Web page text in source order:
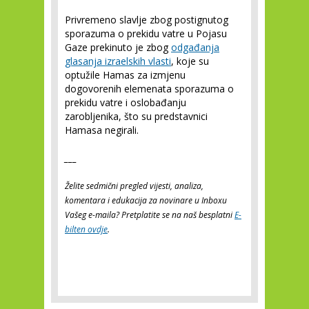
Privremeno slavlje zbog postignutog
sporazuma o prekidu vatre u Pojasu
Gaze prekinuto je zbogodgađanja
glasanja izraelskih vlasti, koje su
optužile Hamas za izmjenu
dogovorenih elemenata sporazuma o
prekidu vatre i oslobađanju
zarobljenika, što su predstavnici
Hamasa negirali.
Želite sedmični pregled vijesti, analiza,
komentara i edukacija za novinare u Inboxu
Vašeg e-maila? Pretplatite se na naš besplatniE-
bilten ovdje.